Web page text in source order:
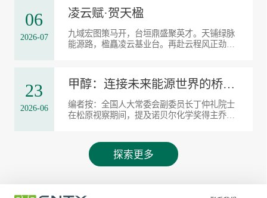
目，凭借突出的技术创新与应用成效，...
06
2026-07
凌云赋·贺天楹
九域宏图策马开，台垣鼎盛聚英才。天铺绿脉
能源路，楹矗凌云基业台。再赴云程风正劲，
23
2026-06
甲醇：连接未来能源世界的桥梁——读《甲醇经济》有感（转载自松...
编者按：全国人大常委会副委员长丁仲礼院士
在松原视察期间，提及诺贝尔化学奖得主乔治·
资建设、年产60万吨绿色甲醇的风光储氢...
探索更多